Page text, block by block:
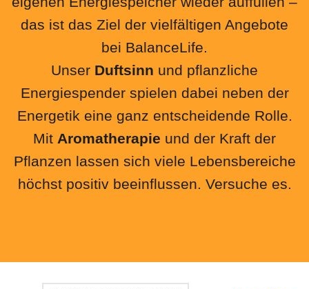
das ist das Ziel der vielfältigen Angebote
bei BalanceLife.
Unser Duftsinn und pflanzliche
Energiespender spielen dabei neben der
Energetik eine ganz entscheidende Rolle.
Mit Aromatherapie und der Kraft der
Pflanzen lassen sich viele Lebensbereiche
höchst positiv beeinflussen. Versuche es.